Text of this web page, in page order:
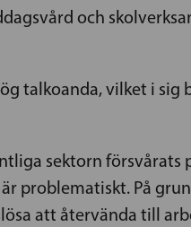
och
talkoanda, vilket i sig
sektorn
problematiskt. På
att återvända till